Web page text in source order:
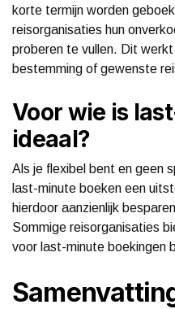
korte termijn worden
reisorganisaties hun
proberen te vullen. Dit
bestemming of gewenste
Voor wie is
ideaal?
Als je flexibel bent en geen
last-minute boeken een
hierdoor aanzienlijk
Sommige reisorganisaties
voor last-minute boekingen